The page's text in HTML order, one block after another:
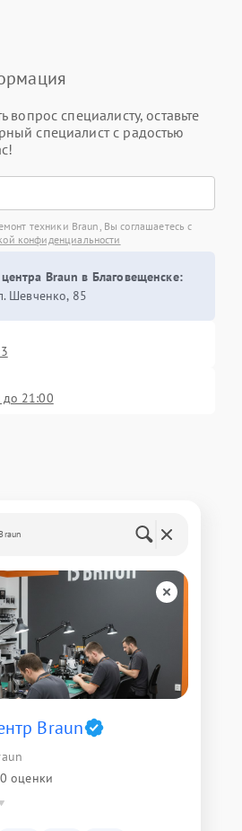
вопрос специалисту, оставьте
специалист с радостью
техники Braun, Вы соглашаетесь с
конфиденциальности
Braun в Благовещенске:
Шевченко, 85
до 21:00
Braun
оценки